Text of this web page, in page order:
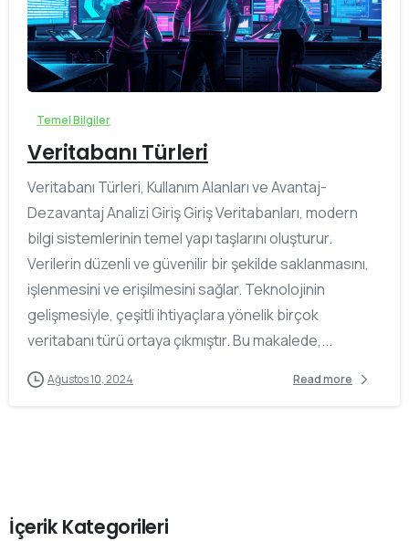
0
Temel Bilgiler
Veritabanı Türleri
Veritabanı Türleri, Kullanım Alanları ve Avantaj-
Dezavantaj Analizi Giriş Giriş Veritabanları, modern
bilgi sistemlerinin temel yapı taşlarını oluşturur.
Verilerin düzenli ve güvenilir bir şekilde saklanmasını,
işlenmesini ve erişilmesini sağlar. Teknolojinin
gelişmesiyle, çeşitli ihtiyaçlara yönelik birçok
veritabanı türü ortaya çıkmıştır. Bu makalede,...
Ağustos 10, 2024 Read more
İçerik Kategorileri